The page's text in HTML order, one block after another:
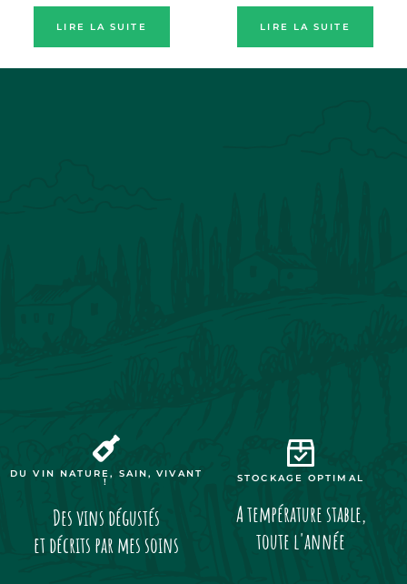
LIRE LA SUITE LIRE LA SUITE
DU VIN NATURE, SAIN, VIVANT
!
Des vins dégustés
et décrits par mes soins
STOCKAGE OPTIMAL
A température stable,
toute l'année